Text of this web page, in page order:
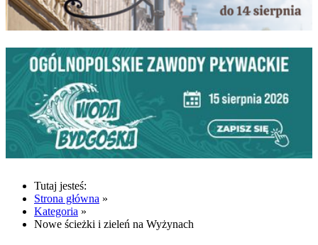
Tutaj jesteś:
Strona główna »
Kategoria »
Nowe ścieżki i zieleń na Wyżynach